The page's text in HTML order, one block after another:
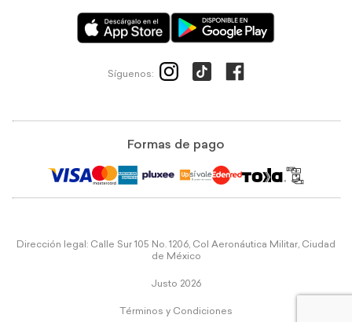
Síguenos:
Formas de pago
Dirección legal: Calle Sur 105 No. 1206, Col Aeronáutica Militar, Ciudad
de México
Justo 2026
Términos y Condiciones